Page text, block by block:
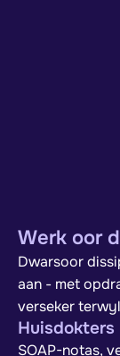
Werk oor
Dwarsoor
aan - met
verseker
Huisdokters
SOAP-notas,